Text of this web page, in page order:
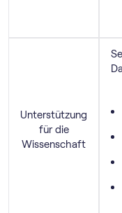
Unterstützung
für die
Wissenschaft